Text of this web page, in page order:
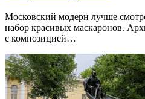
Московский модерн лучше
набор красивых маскаронов.
с композицией…